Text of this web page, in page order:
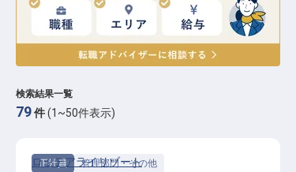
検索結果一覧
79件(1 ~50件表示)
正社員
管理部門・その他
ロッテアライリゾート